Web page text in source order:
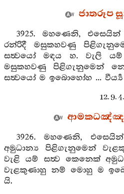
ජාතරූප
3925. මහණෙනි,
රන්රිදී මසුකහවණු
සත්‍වයෝ මඳය හ. වැලි
මසුකහවණු පිළිගැනුමෙන්
සත්‍වයෝ ම ඉබොහෝහ ...
12. 9. 4.
ආමකධඤ්ඤ
3926. මහණෙනි,
අමුධාන්‍ය පිළිගැනුමෙන්
වැළි යම් සත්‍ව කෙනෙක්
වැළකුණාහු නම් මොහු ම
යි.